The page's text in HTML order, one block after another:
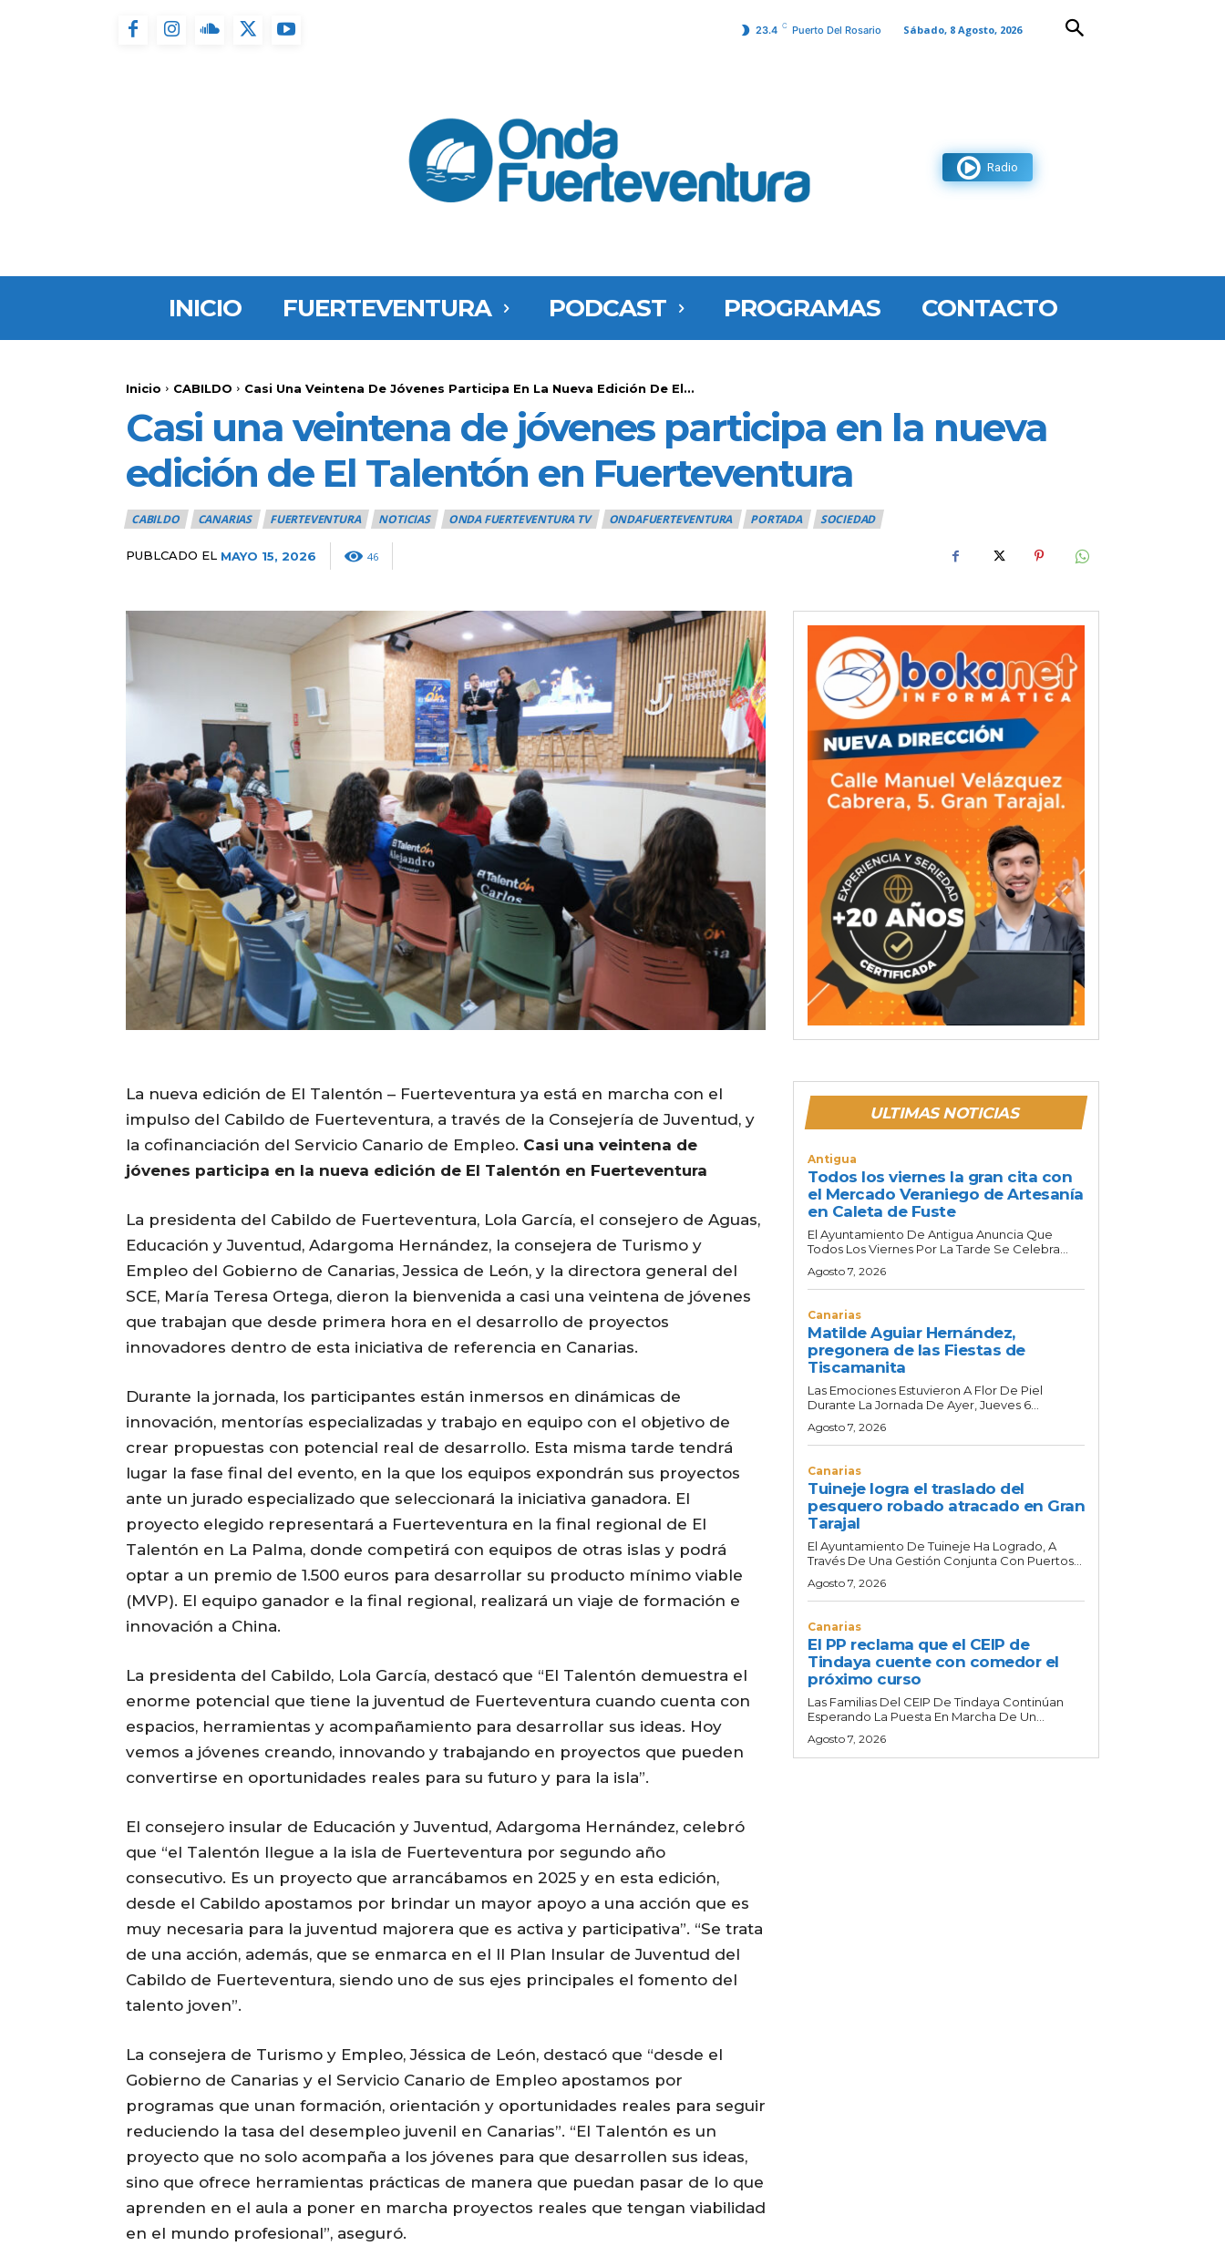
23.4 C Puerto Del Rosario Sábado, 8 Agosto, 2026
Radio
INICIO FUERTEVENTURA PODCAST PROGRAMAS CONTACTO
Inicio CABILDO Casi Una Veintena De Jóvenes Participa En La Nueva Edición De El...
Casi una veintena de jóvenes participa en la nueva
edición de El Talentón en Fuerteventura
CABILDO CANARIAS FUERTEVENTURA NOTICIAS ONDA FUERTEVENTURA TV ONDAFUERTEVENTURA PORTADA SOCIEDAD
PUBLCADO EL MAYO 15, 2026 46
La nueva edición de El Talentón – Fuerteventura ya está en marcha con el
impulso del Cabildo de Fuerteventura, a través de la Consejería de Juventud, y
la cofinanciación del Servicio Canario de Empleo. Casi una veintena de
jóvenes participa en la nueva edición de El Talentón en Fuerteventura
La presidenta del Cabildo de Fuerteventura, Lola García, el consejero de Aguas,
Educación y Juventud, Adargoma Hernández, la consejera de Turismo y
Empleo del Gobierno de Canarias, Jessica de León, y la directora general del
SCE, María Teresa Ortega, dieron la bienvenida a casi una veintena de jóvenes
que trabajan que desde primera hora en el desarrollo de proyectos
innovadores dentro de esta iniciativa de referencia en Canarias.
Durante la jornada, los participantes están inmersos en dinámicas de
innovación, mentorías especializadas y trabajo en equipo con el objetivo de
crear propuestas con potencial real de desarrollo. Esta misma tarde tendrá
lugar la fase final del evento, en la que los equipos expondrán sus proyectos
ante un jurado especializado que seleccionará la iniciativa ganadora. El
proyecto elegido representará a Fuerteventura en la final regional de El
Talentón en La Palma, donde competirá con equipos de otras islas y podrá
optar a un premio de 1.500 euros para desarrollar su producto mínimo viable
(MVP). El equipo ganador e la final regional, realizará un viaje de formación e
innovación a China.
La presidenta del Cabildo, Lola García, destacó que “El Talentón demuestra el
enorme potencial que tiene la juventud de Fuerteventura cuando cuenta con
espacios, herramientas y acompañamiento para desarrollar sus ideas. Hoy
vemos a jóvenes creando, innovando y trabajando en proyectos que pueden
convertirse en oportunidades reales para su futuro y para la isla”.
El consejero insular de Educación y Juventud, Adargoma Hernández, celebró
que “el Talentón llegue a la isla de Fuerteventura por segundo año
consecutivo. Es un proyecto que arrancábamos en 2025 y en esta edición,
desde el Cabildo apostamos por brindar un mayor apoyo a una acción que es
muy necesaria para la juventud majorera que es activa y participativa”. “Se trata
de una acción, además, que se enmarca en el II Plan Insular de Juventud del
Cabildo de Fuerteventura, siendo uno de sus ejes principales el fomento del
talento joven”.
La consejera de Turismo y Empleo, Jéssica de León, destacó que “desde el
Gobierno de Canarias y el Servicio Canario de Empleo apostamos por
programas que unan formación, orientación y oportunidades reales para seguir
reduciendo la tasa del desempleo juvenil en Canarias”. “El Talentón es un
proyecto que no solo acompaña a los jóvenes para que desarrollen sus ideas,
sino que ofrece herramientas prácticas de manera que puedan pasar de lo que
aprenden en el aula a poner en marcha proyectos reales que tengan viabilidad
en el mundo profesional”, aseguró.
ULTIMAS NOTICIAS
Antigua
Todos los viernes la gran cita con
el Mercado Veraniego de Artesanía
en Caleta de Fuste
El Ayuntamiento De Antigua Anuncia Que
Todos Los Viernes Por La Tarde Se Celebra...
Agosto 7, 2026
Canarias
Matilde Aguiar Hernández,
pregonera de las Fiestas de
Tiscamanita
Las Emociones Estuvieron A Flor De Piel
Durante La Jornada De Ayer, Jueves 6...
Agosto 7, 2026
Canarias
Tuineje logra el traslado del
pesquero robado atracado en Gran
Tarajal
El Ayuntamiento De Tuineje Ha Logrado, A
Través De Una Gestión Conjunta Con Puertos...
Agosto 7, 2026
Canarias
El PP reclama que el CEIP de
Tindaya cuente con comedor el
próximo curso
Las Familias Del CEIP De Tindaya Continúan
Esperando La Puesta En Marcha De Un...
Agosto 7, 2026